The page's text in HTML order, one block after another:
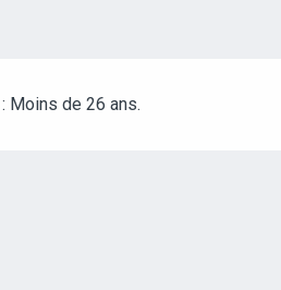
Moins de 26 ans.